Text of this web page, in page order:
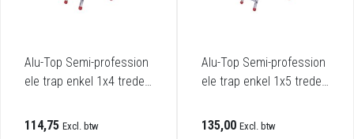
Alu-Top Semi-profession
ele trap enkel 1x4 treden
114,75 Excl. btw
Alu-Top Semi-profession
ele trap enkel 1x5 treden
135,00 Excl. btw